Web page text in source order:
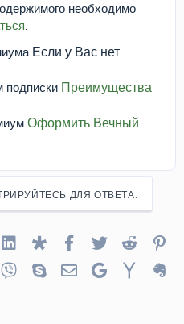
необходимо
Если у Вас нет
Преимущества
Оформить Вечный
ДЛЯ ОТВЕТА.
Linked InDiasporaFacebook
TwitterReddit
Viber SkypeЭлектронная почта
Google Yahoo